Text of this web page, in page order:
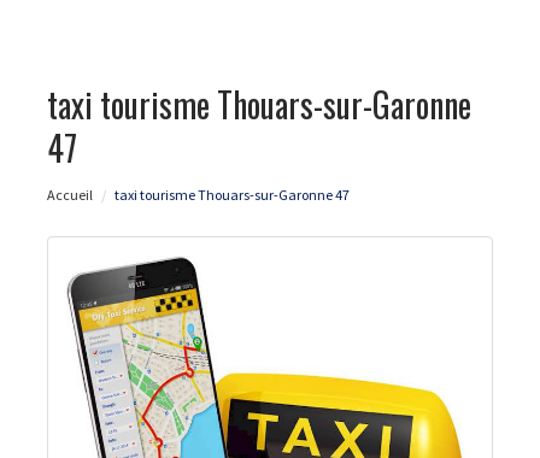
taxi tourisme Thouars-sur-Garonne
47
Accueil taxi tourisme Thouars-sur-Garonne 47